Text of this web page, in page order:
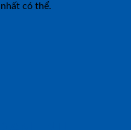
có thể.